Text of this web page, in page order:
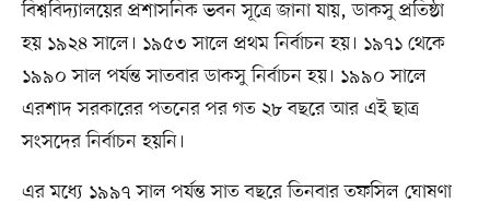
বিশ্ববিদ্যালয়ের প্রশাসনিক ভবন সূত্রে জানা যায়, ডাকসু প্রতিষ্ঠা
হয় ১৯২৪ সালে। ১৯৫৩ সালে প্রথম নির্বাচন হয়। ১৯৭১ থেকে
১৯৯০ সাল পর্যন্ত সাতবার ডাকসু নির্বাচন হয়। ১৯৯০ সালে
এরশাদ সরকারের পতনের পর গত ২৮ বছরে আর এই ছাত্র
সংসদের নির্বাচন হয়নি।
এর মধ্যে ১৯৯৭ সাল পর্যন্ত সাত বছরে তিনবার তফসিল ঘোষণা